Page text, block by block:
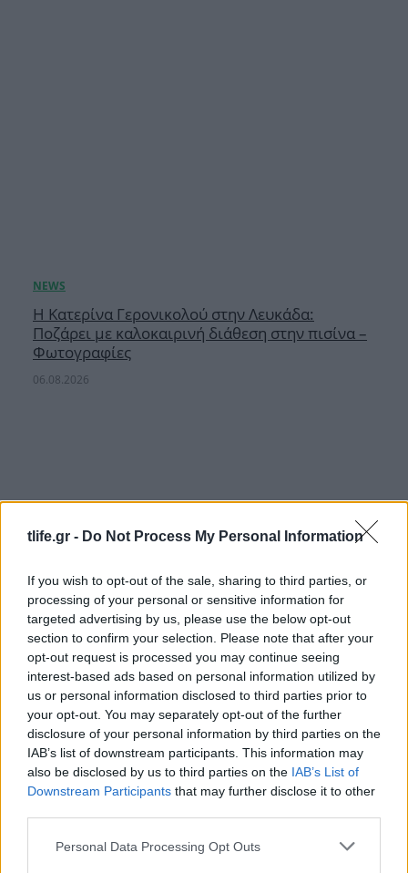
tlife.gr - Do Not Process My Personal Information
If you wish to opt-out of the sale, sharing to third parties, or
processing of your personal or sensitive information for
targeted advertising by us, please use the below opt-out
section to confirm your selection. Please note that after your
opt-out request is processed you may continue seeing
interest-based ads based on personal information utilized by
us or personal information disclosed to third parties prior to
your opt-out. You may separately opt-out of the further
disclosure of your personal information by third parties on the
IAB’s list of downstream participants. This information may
also be disclosed by us to third parties on the IAB’s List of
Downstream Participants that may further disclose it to other
Please note that this website/app uses one or more Google
Personal Data Processing Opt Outs
Η Κατερίνα Γερονικολού στην Λευκάδα:
Ποζάρει με καλοκαιρινή διάθεση στην πισίνα –
Φωτογραφίες
06.08.2026
Αθηνά Οικονομάκου: Το βίντεο από τις
διακοπές της στο Μπόρα Μπόρα και το δίλημμα
– «Είμαι ξαπλωμένη έχοντας αυτή τη θέα»